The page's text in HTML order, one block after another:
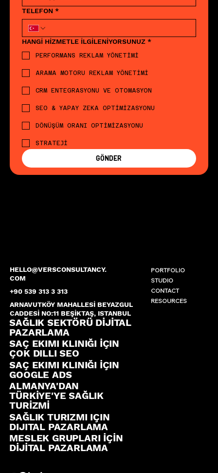
HELLO@VERSCONSULTANCY.
COM
+90 539 313 3 313
ARNAVUTKÖY MAHALLESİ BEYAZGUL
CADDESİ NO:11 BEŞİKTAŞ, ISTANBUL
SAĞLIK SEKTÖRÜ DİJİTAL
PAZARLAMA
SAÇ EKIMI KLINIĞI İÇIN
ÇOK DILLI SEO
SAÇ EKIMI KLINIĞI İÇIN
GOOGLE ADS
ALMANYA'DAN
TÜRKİYE'YE SAĞLIK
TURİZMİ
SAĞLIK TURIZMI IÇIN
DIJITAL PAZARLAMA
MESLEK GRUPLARI İÇİN
DİJİTAL PAZARLAMA
PORTFOLIO
STUDIO
CONTACT
RESOURCES
TELEFON *
HANGİ HİZMETLE İLGİLENİYORSUNUZ *
PERFORMANS REKLAM YÖNETİMİ
ARAMA MOTORU REKLAM YÖNETİMİ
CRM ENTEGRASYONU VE OTOMASYON
SEO & YAPAY ZEKA OPTİMİZASYONU
DÖNÜŞÜM ORANI OPTİMİZASYONU
STRATEJİ
GÖNDER